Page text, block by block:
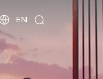
동
해
법
인
사
EN
검